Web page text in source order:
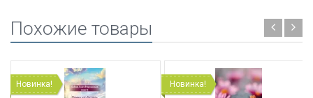
Похожие товары
Новинка! Новинка!